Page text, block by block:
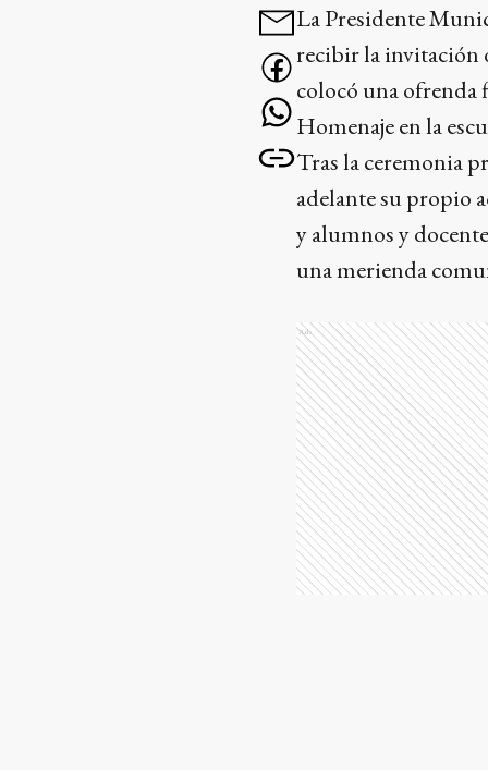
La Presidente
recibir la invitación
colocó una ofrenda
Homenaje en la
Tras la ceremonia
adelante su propio
y alumnos y
una merienda
Ads